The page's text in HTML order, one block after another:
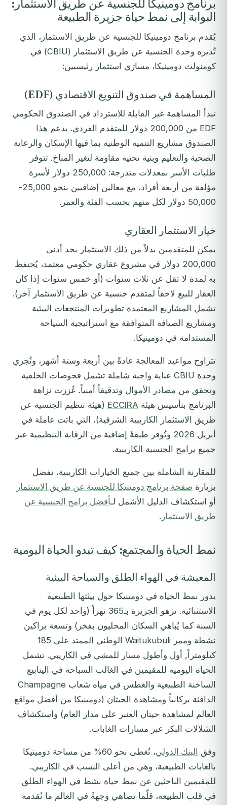
برنامج دومينيكا للجنسية عن طريق الاستثمار:
البوابة إلى نمط حياة جزيرة الطبيعة
يُقدم برنامج دومينيكا للجنسية عن طريق الاستثمار، الذي
تُديره وحدة الجنسية عن طريق الاستثمار (CBIU) في
كومنولث دومينيكا، مسارَي استثمار رئيسيين:
المساهمة في صندوق التنويع الاقتصادي (EDF)
تبدأ المساهمة غير القابلة للاسترداد في الصندوق الحكومي
EDF من 200,000 دولار للمتقدم الفردي. يدعم هذا
الصندوق مشاريع التنمية الوطنية بما فيها الإسكان والرعاية
الصحية والتعليم وبنية تحتية مقاومة لتغير المناخ. تتوفر
طلبات الأسر بمعدلات متدرجة: 250,000 دولار لأسرة
مؤلفة من أربعة أفراد، مع معالين إضافيين بنحو 25,000-
50,000 دولار لكل منهم بحسب الفئة والعمر.
خيار الاستثمار العقاري
يمكن للمتقدمين بدلاً من ذلك الاستثمار بحد أدنى
200,000 دولار في مشروع عقاري حكومي معتمد، يُحتفظ
به لمدة لا تقل عن ثلاث سنوات (أو خمس سنوات إذا كان
العقار للبيع لاحقاً لمتقدم جنسية عن طريق الاستثمار آخر).
تشمل المشاريع المعتمدة تطويرات المنتجعات البيئية
ومشاريع الضيافة المتوافقة مع استراتيجية السياحة
المستدامة في دومينيكا.
تتراوح مواعيد المعالجة عادةً بين أربعة وستة أشهر، وتُجري
وحدة CBIU عناية واجبة شاملة تشمل فحوصات الخلفية
وتحقق من مصادر الأموال وتدقيقاً أمنياً. عُززت نزاهة
البرنامج بتأسيس هيئة ECCIRA (هيئة تنظيم الجنسية عن
طريق الاستثمار الكاريبية الشرقية)، التي باتت عاملة في
أبريل 2026 وتُوفر طبقةً إضافية من الرقابة التنظيمية عبر
جميع برامج الجنسية الكاريبية.
للمقارنة الشاملة بين جميع الخيارات الكاريبية، تفضل
بزيارة صفحة برنامج دومينيكا للجنسية عن طريق الاستثمار
أو استكشاف الدليل الأشمل لـأفضل برامج الجنسية عن
طريق الاستثمار .
نمط الحياة والمجتمع: كيف تبدو الحياة اليومية
المعيشة في الهواء الطلق والسياحة البيئية
يدور نمط الحياة في دومينيكا حول بيئتها الطبيعية
الاستثنائية. تزهو الجزيرة بـ365 نهراً (واحد لكل يوم في
السنة كما يُباهي السكان المحليون بفخر) وتسعة براكين
نشطة وممر Waitukubuli الوطني الممتد على 185
كيلومتراً, أول وأطول مسار للمشي في الكاريبي. تشمل
الحياة اليومية للمقيمين في الغالب السباحة في الينابيع
الساخنة الطبيعية والغطس في مياه شعاب Champagne
الدافئة بركانياً ومشاهدة الحيتان (دومينيكا من أفضل مواقع
العالم لمشاهدة حيتان العنبر على مدار العام) واستكشاف
الشلالات البكر عبر مسارات الغابات.
وفق البنك الدولي
، تُغطى نحو 60% من مساحة دومينيكا
بالغابات الطبيعية، وهي من أعلى النسب في الكاريبي.
للمقيمين الباحثين عن نمط حياة نشط في الهواء الطلق
في قلب الطبيعة، قلّما تضاهي وجهةٌ في العالم ما تُقدمه